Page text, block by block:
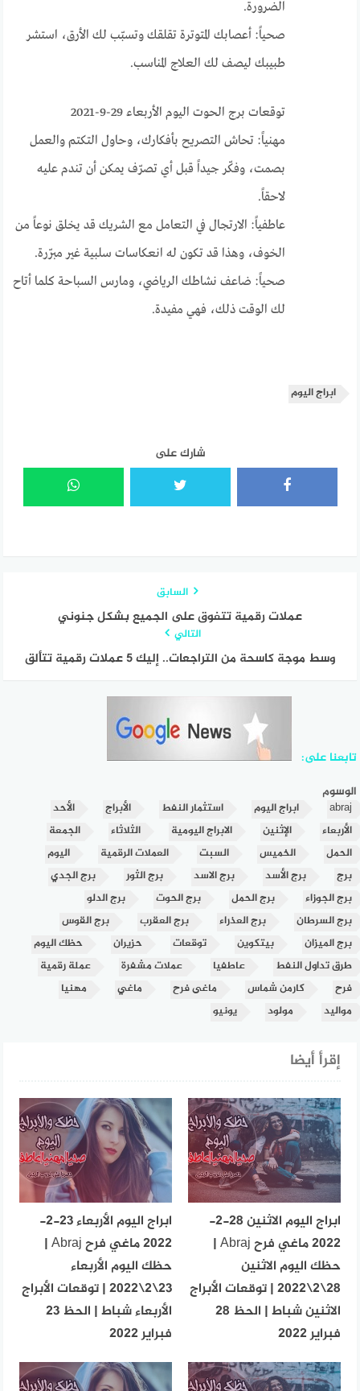
الضرورة.
صحياً: أعصابك المتوترة تقلقك وتسبّب لك الأرق، استشر
طبيبك ليصف لك العلاج المناسب.
توقعات برج الحوت اليوم الأربعاء 29-9-2021
مهنياً: تحاش التصريح بأفكارك، وحاول التكتم والعمل
بصمت، وفكّر جيداً قبل أي تصرّف يمكن أن تندم عليه
لاحقاً.
عاطفياً: الارتجال في التعامل مع الشريك قد يخلق نوعاً من
الخوف، وهذا قد تكون له انعكاسات سلبية غير مبرّرة.
صحياً: ضاعف نشاطك الرياضي، ومارس السباحة كلما أتاح
لك الوقت ذلك، فهي مفيدة.
ابراج اليوم
شارك على
السابق
عملات رقمية تتفوق على الجميع بشكل جنوني
التالي
وسط موجة كاسحة من التراجعات.. إليك 5 عملات رقمية تتألق
تابعنا على:
الوسوم
abraj ابراج اليوم استثمار النفط الأبراج
الأحد
الأربعاء
الإثنين الابراج اليومية الثلاثاء
الجمعة
الحمل
الخميس السبت العملات الرقمية
اليوم
برج
برج الأسد برج الاسد برج الثور
برج الجدي
برج الجوزاء
برج الحمل برج الحوت
برج الدلو
برج السرطان
برج العذراء برج العقرب
برج القوس
برج الميزان
بيتكوين توقعات حزيران
حظك اليوم
طرق تداول النفط
عاطفيا عملات مشفرة
عملة رقمية
فرح
كارمن شماس ماغى فرح ماغي
مهنيا
مواليد
مولود يونيو
إقرأ أيضا
ابراج اليوم الاثنين 28-2-
2022 ماغي فرح Abraj |
حظك اليوم الاثنين
28\2\2022 | توقعات الأبراج
الاثنين شباط | الحظ 28
فبراير 2022
ابراج اليوم الأربعاء 23-2-
2022 ماغي فرح Abraj |
حظك اليوم الأربعاء
23\2\2022 | توقعات الأبراج
الأربعاء شباط | الحظ 23
فبراير 2022